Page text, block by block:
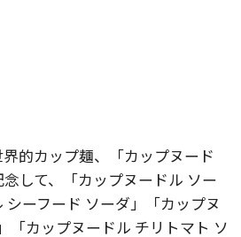
的カップ麺、「カップヌード
して、「カップヌードル ソー
ーフード ソーダ」「カップヌ
「カップヌードル チリトマト ソ